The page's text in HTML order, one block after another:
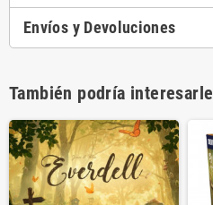
Envíos y Devoluciones
También podría interesarle